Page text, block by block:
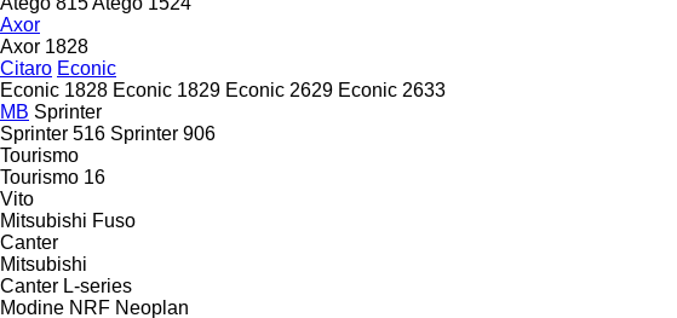
Axor
Axor 1828
Citaro Econic
Econic 1828 Econic 1829 Econic 2629 Econic 2633
MB Sprinter
Sprinter 516 Sprinter 906
Tourismo
Tourismo 16
Vito
Mitsubishi Fuso
Canter
Mitsubishi
Canter L-series
Modine NRF Neoplan